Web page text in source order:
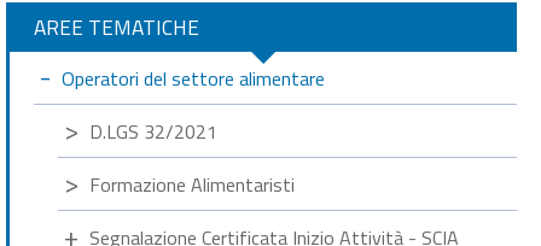
AREE TEMATICHE
Operatori del settore alimentare
D.LGS 32/2021
Formazione Alimentaristi
Segnalazione Certificata Inizio Attività - SCIA